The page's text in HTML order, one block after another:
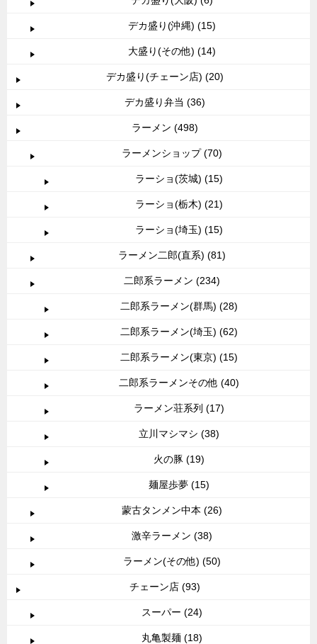
デカ盛り(沖縄) (15)
大盛り(その他) (14)
デカ盛り(チェーン店) (20)
デカ盛り弁当 (36)
ラーメン (498)
ラーメンショップ (70)
ラーショ(茨城) (15)
ラーショ(栃木) (21)
ラーショ(埼玉) (15)
ラーメン二郎(直系) (81)
二郎系ラーメン (234)
二郎系ラーメン(群馬) (28)
二郎系ラーメン(埼玉) (62)
二郎系ラーメン(東京) (15)
二郎系ラーメンその他 (40)
ラーメン荘系列 (17)
立川マシマシ (38)
火の豚 (19)
麺屋歩夢 (15)
蒙古タンメン中本 (26)
激辛ラーメン (38)
ラーメン(その他) (50)
チェーン店 (93)
スーパー (24)
丸亀製麺 (18)